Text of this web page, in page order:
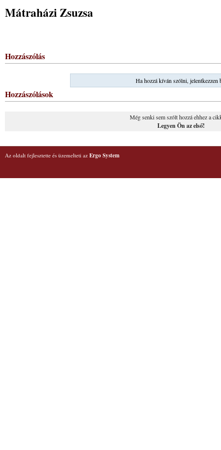
Mátraházi Zsuzsa
Hozzászólás
Ha hozzá kíván szólni, jelentkezzen
Hozzászólások
Még senki sem szólt hozzá ehhez a
Legyen Ön az első!
Az oldalt fejlesztette és üzemelteti az Ergo System